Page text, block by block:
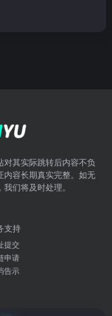
其实际跳转后内容不负
内容长期真实完整。如无
们将及时处理。
支持
提交
申请
告示